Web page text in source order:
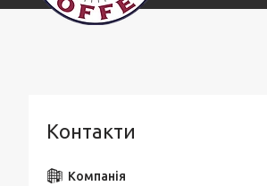
Контакти